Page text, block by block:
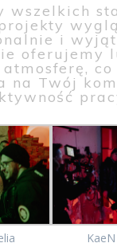
wszelkich
i
oferujemy
co
na Twój